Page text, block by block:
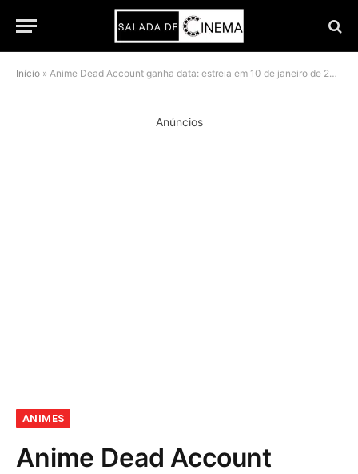
Início » Anime Dead Account ganha data: estreia em 10 de janeiro de 2026 com trailer e músicas reveladas
Anúncios
ANIMES
Anime Dead Account